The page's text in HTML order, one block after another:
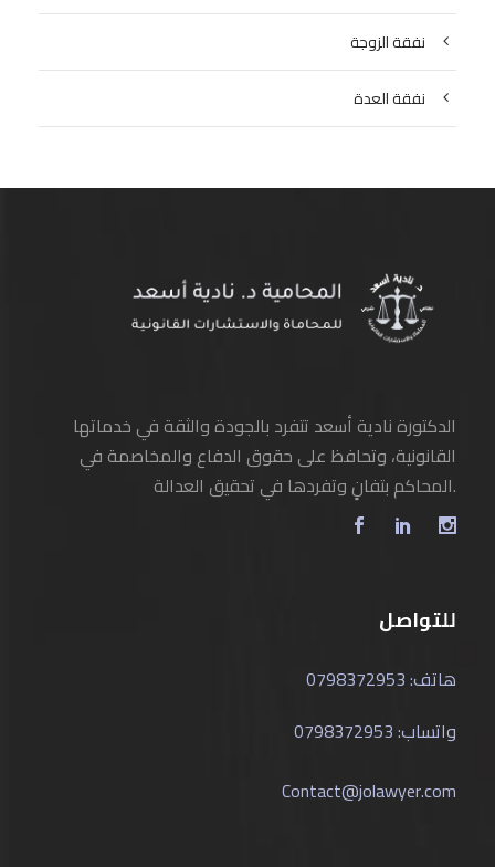
نفقة الزوجة
نفقة العدة
الدكتورة نادية أسعد تتفرد بالجودة والثقة في خدماتها
القانونية، وتحافظ على حقوق الدفاع والمخاصمة في
المحاكم بتفانٍ وتفردها في تحقيق العدالة.
للتواصل
هاتف: 0798372953
واتساب: 0798372953
Contact@jolawyer.com